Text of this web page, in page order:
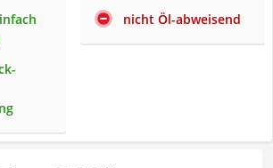
nicht Öl-abweisend